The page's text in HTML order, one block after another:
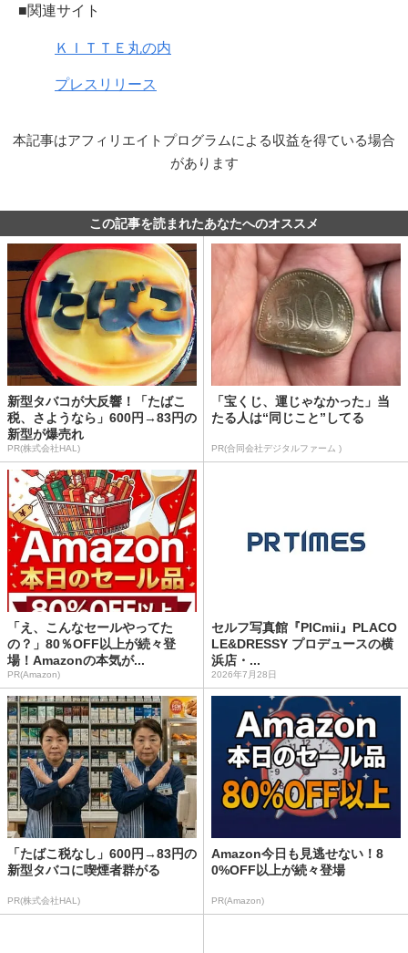
■関連サイト
ＫＩＴＴＥ丸の内
プレスリリース
本記事はアフィリエイトプログラムによる収益を得ている場合
があります
この記事を読まれたあなたへのオススメ
新型タバコが大反響！「たばこ
税、さようなら」600円→83円の
新型が爆売れ
PR(株式会社HAL)
「宝くじ、運じゃなかった」当
たる人は“同じこと”してる
PR(合同会社デジタルファーム )
「え、こんなセールやってた
の？」80％OFF以上が続々登
場！Amazonの本気が...
PR(Amazon)
セルフ写真館『PICmii』PLACO
LE&DRESSY プロデュースの横
浜店・...
2026年7月28日
「たばこ税なし」600円→83円の
新型タバコに喫煙者群がる
PR(株式会社HAL)
Amazon今日も見逃せない！8
0%OFF以上が続々登場
PR(Amazon)